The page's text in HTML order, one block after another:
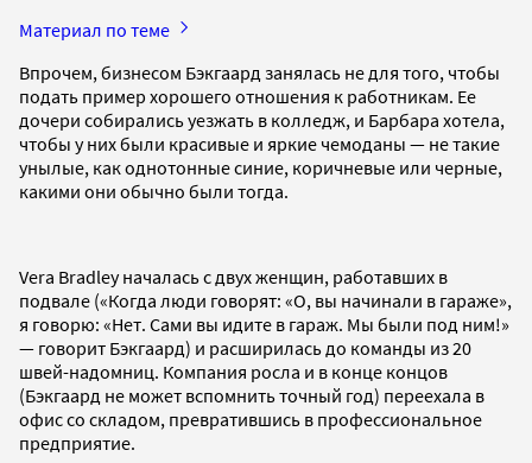
Материал по теме
Впрочем, бизнесом Бэкгаард занялась не для того, чтобы
подать пример хорошего отношения к работникам. Ее
дочери собирались уезжать в колледж, и Барбара хотела,
чтобы у них были красивые и яркие чемоданы — не такие
унылые, как однотонные синие, коричневые или черные,
какими они обычно были тогда.
Vera Bradley началась с двух женщин, работавших в
подвале («Когда люди говорят: «О, вы начинали в гараже»,
я говорю: «Нет. Сами вы идите в гараж. Мы были под ним!»
— говорит Бэкгаард) и расширилась до команды из 20
швей-надомниц. Компания росла и в конце концов
(Бэкгаард не может вспомнить точный год) переехала в
офис со складом, превратившись в профессиональное
предприятие.